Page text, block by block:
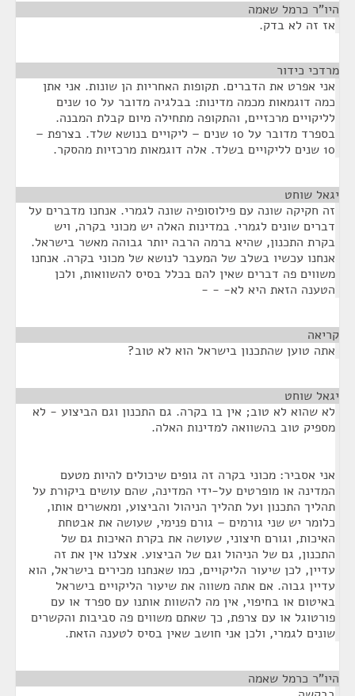
היו"ר כרמל שאמה
אז זה לא בדק.
מרדכי כידור
אני אפרט את הדברים. תקופות האחריות הן שונות. אני אתן
כמה דוגמאות מכמה מדינות: בבלגיה מדובר על 10 שנים
לליקויים מרכזיים, והתקופה מתחילה מיום קבלת המבנה.
בספרד מדובר על 10 שנים – ליקויים בנושא שלד. בצרפת –
10 שנים לליקויים בשלד. אלה דוגמאות מרכזיות מהסקר.
יגאל שוחט
זה חקיקה שונה עם פילוסופיה שונה לגמרי. אנחנו מדברים על
דברים שונים לגמרי. במדינות האלה יש מכוני בקרה, ויש
בקרת התכנון, שהיא ברמה הרבה יותר גבוהה מאשר בישראל.
אנחנו עכשיו בשלב של המעבר לנושא של מכוני בקרה. אנחנו
משווים פה דברים שאין להם בכלל בסיס להשוואות, ולכן
הטענה הזאת היא לא- - -
קריאה
אתה טוען שהתכנון בישראל הוא לא טוב?
יגאל שוחט
לא שהוא לא טוב; אין בו בקרה. גם התכנון וגם הביצוע - לא
מספיק טוב בהשוואה למדינות האלה.
אני אסביר: מכוני בקרה זה גופים שיכולים להיות מטעם
המדינה או מופרטים על-ידי המדינה, שהם עושים ביקורת על
תהליך התכנון ועל תהליך הניהול והביצוע, ומאשרים אותו,
כלומר יש שני גורמים – גורם פנימי, שעושה את אבטחת
האיכות, וגורם חיצוני, שעושה את בקרת האיכות גם של
התכנון, גם של הניהול וגם של הביצוע. אצלנו אין את זה
עדיין, לכן שיעור הליקויים, כמו שאנחנו מכירים בישראל, הוא
עדיין גבוה. אם אתה משווה את שיעור הליקויים בישראל
באיטום או בחיפוי, אין מה להשוות אותנו עם ספרד או עם
פורטוגל או עם צרפת, כך שאתם משווים פה סביבות והקשרים
שונים לגמרי, ולכן אני חושב שאין בסיס לטענה הזאת.
היו"ר כרמל שאמה